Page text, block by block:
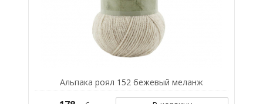
Альпака роял 152 бежевый меланж